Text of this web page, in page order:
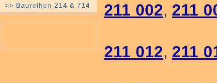
211 002, 211
211 012, 211
>> Baureihen 214 & 714